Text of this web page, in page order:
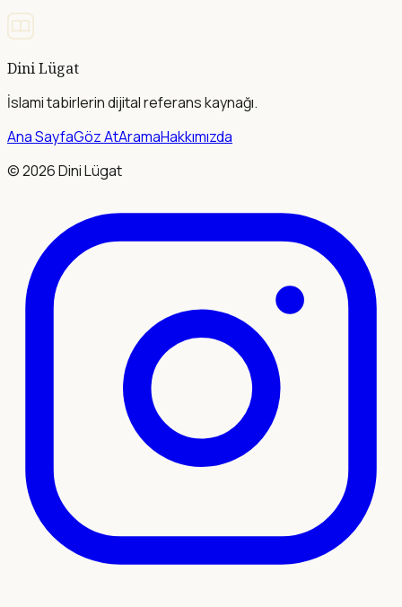
Dini Lügat
İslami tabirlerin dijital referans kaynağı.
Ana SayfaGöz AtAramaHakkımızda
©2026Dini Lügat